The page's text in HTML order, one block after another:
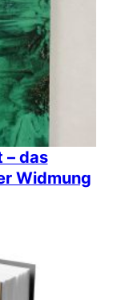
– das
Widmung